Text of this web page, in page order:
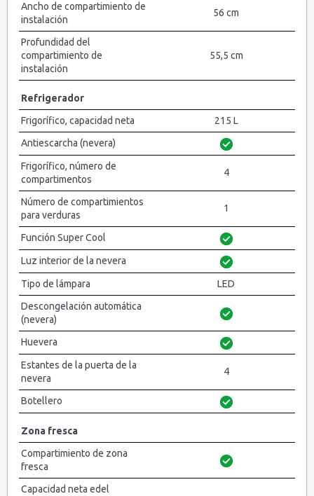
Ancho de compartimiento de
instalación
56 cm
Profundidad del
compartimiento de
instalación
55,5 cm
Refrigerador
Frigorífico, capacidad neta
215 L
Antiescarcha (nevera)
Frigorífico, número de
compartimentos
4
Número de compartimientos
para verduras
1
Función Super Cool
Luz interior de la nevera
Tipo de lámpara
LED
Descongelación automática
(nevera)
Huevera
Estantes de la puerta de la
nevera
4
Botellero
Zona fresca
Compartimiento de zona
fresca
Capacidad neta edel